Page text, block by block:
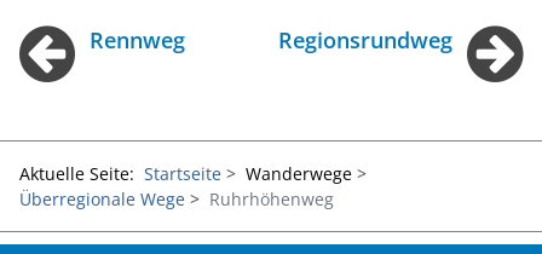
Rennweg Regionsrundweg
Aktuelle Seite: Startseite
Wanderwege
Überregionale Wege
Ruhrhöhenweg